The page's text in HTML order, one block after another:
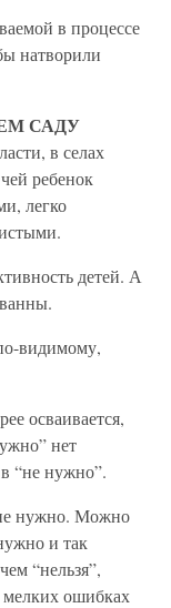
в процессе
натворили
САДУ
в селах
ребенок
легко
детей. А
видимому,
осваивается,
нет
“не нужно”.
нужно. Можно
и так
“нельзя”,
ошибках